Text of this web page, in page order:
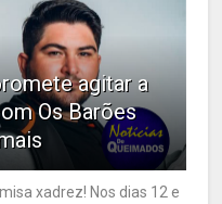
agitar a
Os Barões
xadrez! Nos dias 12 e